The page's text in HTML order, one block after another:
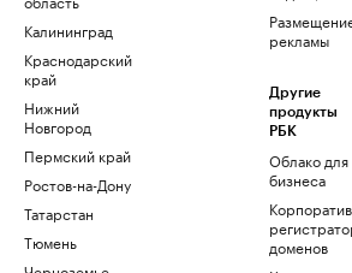
Калининград
Краснодарский
край
Нижний
Новгород
Пермский край
Ростов-на-Дону
Татарстан
Тюмень
рекламы
Другие
продукты
РБК
Облако для
бизнеса
доменов